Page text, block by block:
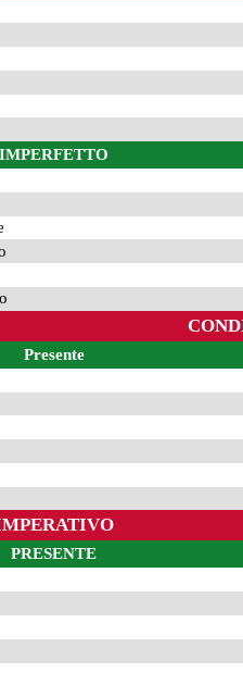
IMPERFETTO
Presente
PRESENTE